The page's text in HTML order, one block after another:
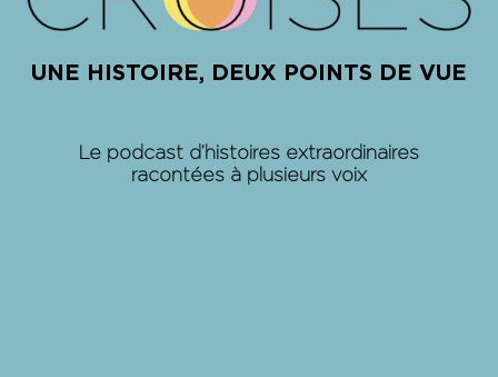
UNE HISTOIRE, DEUX POINTS DE VUE
Le podcast d’histoires extraordinaires
racontées à plusieurs voix